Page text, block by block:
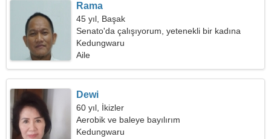
Rama
45 yıl, Başak
Senato'da çalışıyorum, yetenekli bir kadına
ihtiyacım var
Kedungwaru
Aile
Dewi
60 yıl, İkizler
Aerobik ve baleye bayılırım
Kedungwaru